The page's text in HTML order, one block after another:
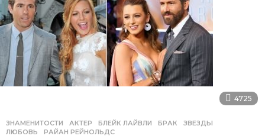
4725
ЗНАМЕНИТОСТИ АКТЕР ,БЛЕЙК ЛАЙВЛИ ,БРАК ,ЗВЕЗДЫ
ЛЮБОВЬ
,РАЙАН РЕЙНОЛЬДС